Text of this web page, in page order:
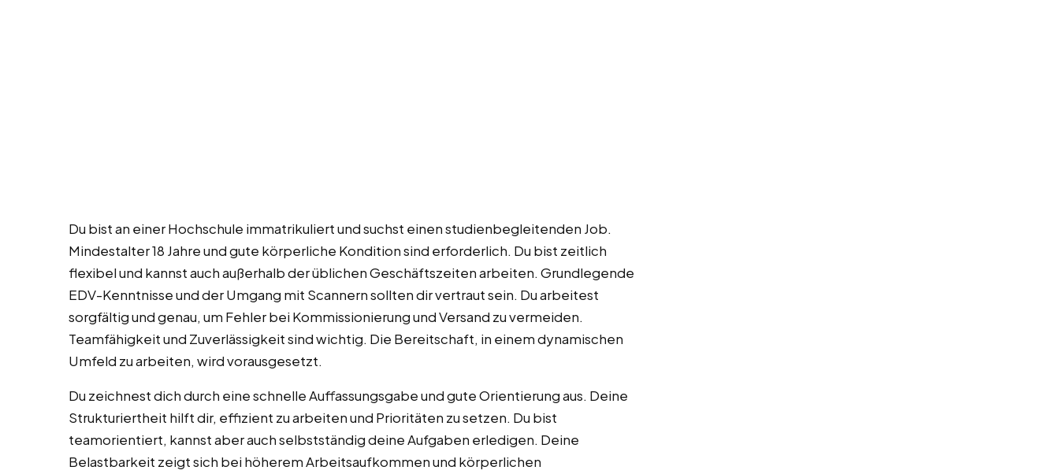
Du bist an einer Hochschule immatrikuliert und suchst einen studienbegleitenden Job.
Mindestalter 18 Jahre und gute körperliche Kondition sind erforderlich. Du bist zeitlich
flexibel und kannst auch außerhalb der üblichen Geschäftszeiten arbeiten. Grundlegende
EDV-Kenntnisse und der Umgang mit Scannern sollten dir vertraut sein. Du arbeitest
sorgfältig und genau, um Fehler bei Kommissionierung und Versand zu vermeiden.
Teamfähigkeit und Zuverlässigkeit sind wichtig. Die Bereitschaft, in einem dynamischen
Umfeld zu arbeiten, wird vorausgesetzt.
Du zeichnest dich durch eine schnelle Auffassungsgabe und gute Orientierung aus. Deine
Strukturiertheit hilft dir, effizient zu arbeiten und Prioritäten zu setzen. Du bist
teamorientiert, kannst aber auch selbstständig deine Aufgaben erledigen. Deine
Belastbarkeit zeigt sich bei höherem Arbeitsaufkommen und körperlichen